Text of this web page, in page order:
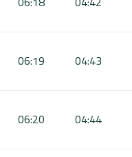
04:43
06:19
04:44
06:20